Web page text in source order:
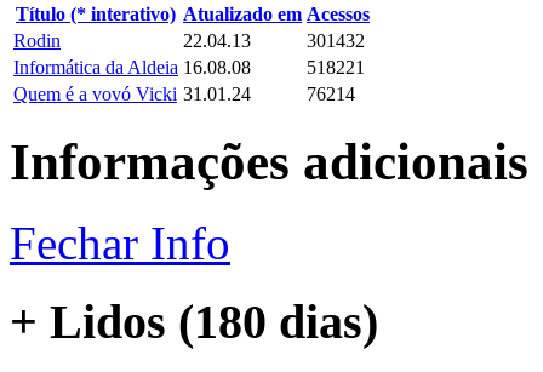
Título (* interativo) Atualizado em Acessos
Rodin
22.04.13
301432
Informática da Aldeia 16.08.08
518221
Quem é a vovó Vicki 31.01.24 76214
Informações adicionais
Fechar Info
+ Lidos (180 dias)